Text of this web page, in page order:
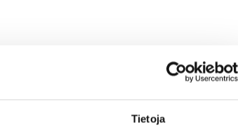
Tietoja